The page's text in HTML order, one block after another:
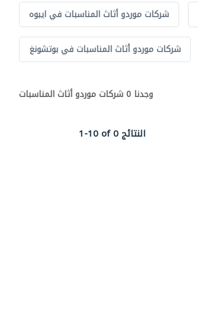
شركات موردو أثاث المناسبات في ايبوه
شركات موردو أثاث المناسبات في بوتشونغ
وجدنا 0 شركات موردو أثاث المناسبات
1-10 of 0 النتائج